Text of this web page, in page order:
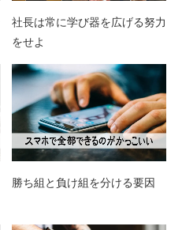
社長は常に学び器を広げる努力
をせよ
勝ち組と負け組を分ける要因